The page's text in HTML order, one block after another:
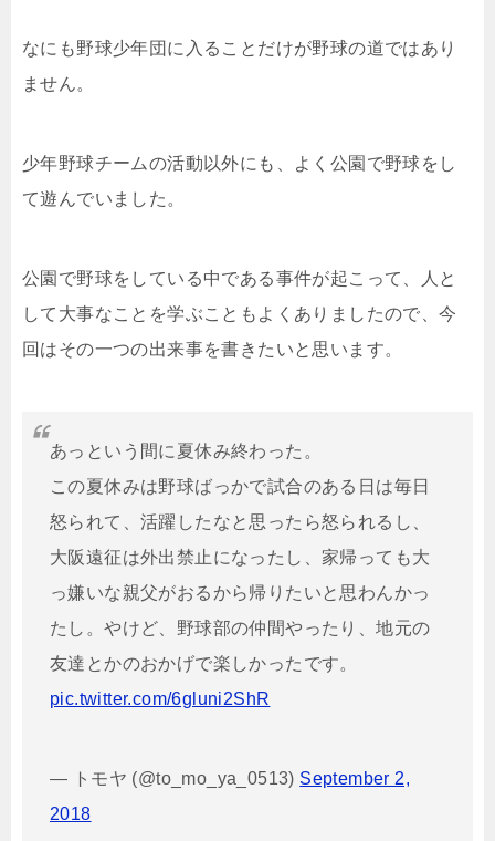
なにも野球少年団に入ることだけが野球の道ではあり
ません。
少年野球チームの活動以外にも、よく公園で野球をし
て遊んでいました。
公園で野球をしている中である事件が起こって、人と
して大事なことを学ぶこともよくありましたので、今
回はその一つの出来事を書きたいと思います。
あっという間に夏休み終わった。
この夏休みは野球ばっかで試合のある日は毎日
怒られて、活躍したなと思ったら怒られるし、
大阪遠征は外出禁止になったし、家帰っても大
っ嫌いな親父がおるから帰りたいと思わんかっ
たし。やけど、野球部の仲間やったり、地元の
友達とかのおかげで楽しかったです。
pic.twitter.com/6gluni2ShR
— トモヤ (@to_mo_ya_0513) September 2,
2018